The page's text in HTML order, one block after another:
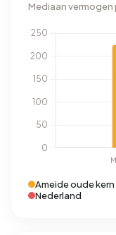
Mediaan vermogen
Ameide oude kern
Nederland